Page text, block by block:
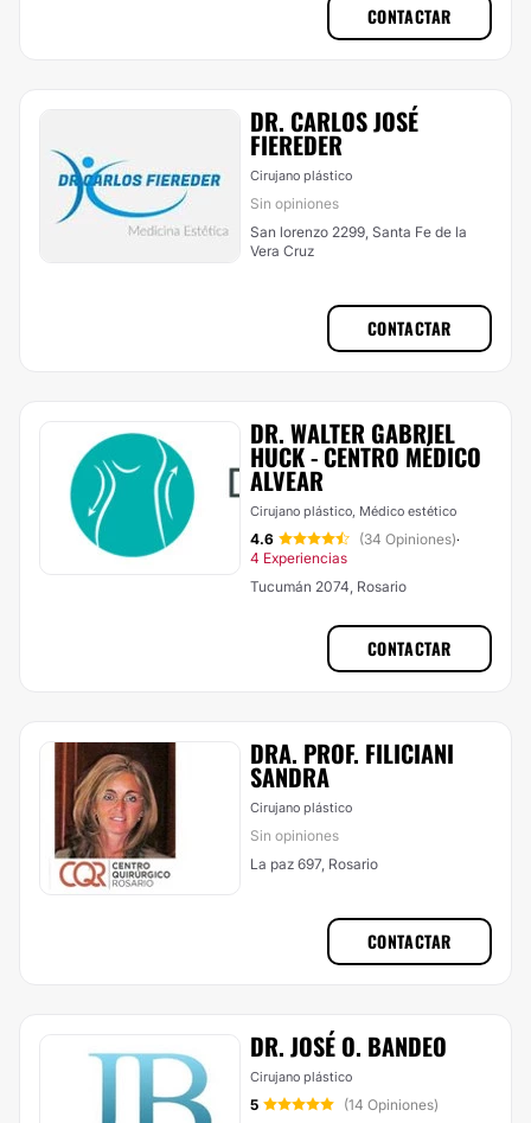
CONTACTAR
DR. CARLOS JOSÉ
FIEREDER
Cirujano plástico
Sin opiniones
San lorenzo 2299, Santa Fe de la
Vera Cruz
CONTACTAR
DR. WALTER GABRIEL
HUCK - CENTRO MÉDICO
ALVEAR
Cirujano plástico, Médico estético
4.6 (34 Opiniones)·
4 Experiencias
Tucumán 2074, Rosario
CONTACTAR
DRA. PROF. FILICIANI
SANDRA
Cirujano plástico
Sin opiniones
La paz 697, Rosario
CONTACTAR
DR. JOSÉ O. BANDEO
Cirujano plástico
5
(14 Opiniones)